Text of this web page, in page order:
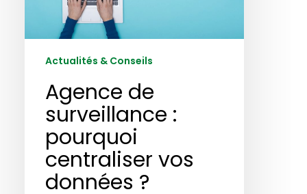
données
?
Actualités & Conseils
Agence de
surveillance :
pourquoi
centraliser vos
données ?